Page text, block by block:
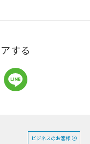
する
ビジネスのお客様